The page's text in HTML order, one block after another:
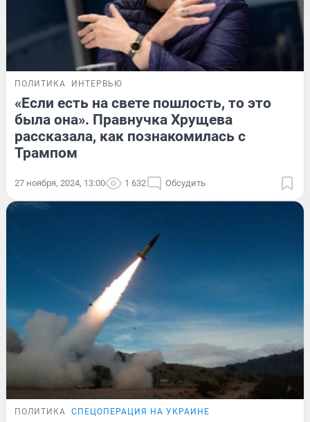
ПОЛИТИКА ИНТЕРВЬЮ
«Если есть на свете пошлость, то это
была она». Правнучка Хрущева
рассказала, как познакомилась с
Трампом
27 ноября, 2024, 13:00 1 632 Обсудить
ПОЛИТИКА СПЕЦОПЕРАЦИЯ НА УКРАИНЕ